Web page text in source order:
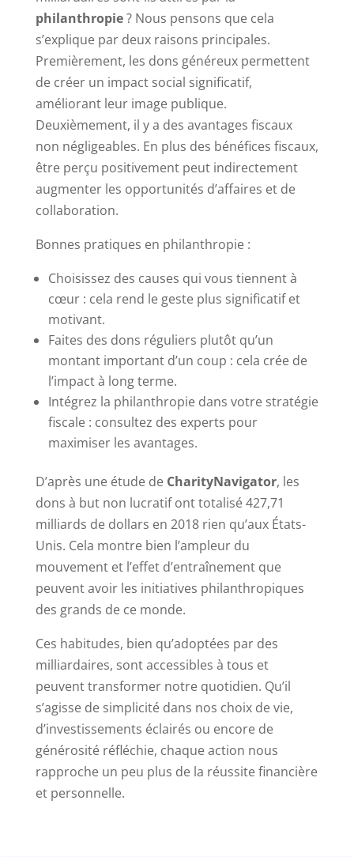
philanthropie? Nous pensons que cela
s’explique par deux raisons principales.
Premièrement, les dons généreux permettent
de créer un impact social significatif,
améliorant leur image publique.
Deuxièmement, il y a des avantages fiscaux
non négligeables. En plus des bénéfices fiscaux,
être perçu positivement peut indirectement
augmenter les opportunités d’affaires et de
collaboration.
Bonnes pratiques en philanthropie :
Choisissez des causes qui vous tiennent à
cœur : cela rend le geste plus significatif et
motivant.
Faites des dons réguliers plutôt qu’un
montant important d’un coup : cela crée de
l’impact à long terme.
Intégrez la philanthropie dans votre stratégie
fiscale : consultez des experts pour
maximiser les avantages.
D’après une étude de CharityNavigator, les
dons à but non lucratif ont totalisé 427,71
milliards de dollars en 2018 rien qu’aux États-
Unis. Cela montre bien l’ampleur du
mouvement et l’effet d’entraînement que
peuvent avoir les initiatives philanthropiques
des grands de ce monde.
Ces habitudes, bien qu’adoptées par des
milliardaires, sont accessibles à tous et
peuvent transformer notre quotidien. Qu’il
s’agisse de simplicité dans nos choix de vie,
d’investissements éclairés ou encore de
générosité réfléchie, chaque action nous
rapproche un peu plus de la réussite financière
et personnelle.